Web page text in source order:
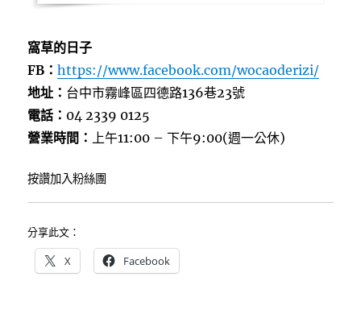
窩草的日子
FB：https://www.facebook.com/wocaoderizi/
地址： 台中市霧峰區四德路136巷23號
電話： 04 2339 0125
營業時間： 上午11:00 – 下午9:00(週一公休)
按讚加入粉絲團
分享此文：
X Facebook